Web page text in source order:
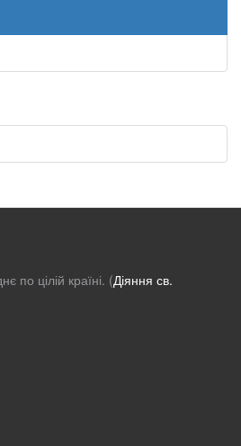
по цілій країні. (Діяння св.